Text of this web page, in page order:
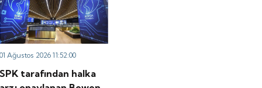
01 Ağustos 2026 11:52:00
SPK tarafından halka